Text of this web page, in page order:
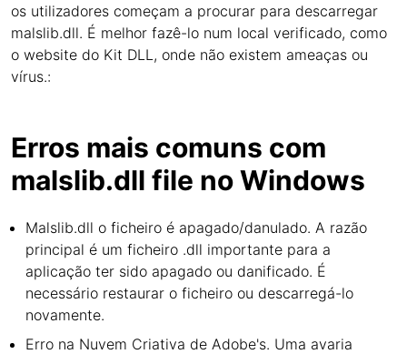
os utilizadores começam a procurar para descarregar
malslib.dll. É melhor fazê-lo num local verificado, como
o website do Kit DLL, onde não existem ameaças ou
vírus.:
Erros mais comuns com
malslib.dll file no Windows
Malslib.dll o ficheiro é apagado/danulado. A razão
principal é um ficheiro .dll importante para a
aplicação ter sido apagado ou danificado. É
necessário restaurar o ficheiro ou descarregá-lo
novamente.
Erro na Nuvem Criativa de Adobe's. Uma avaria